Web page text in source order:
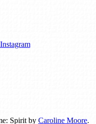
Instagram
Spirit by Caroline Moore.